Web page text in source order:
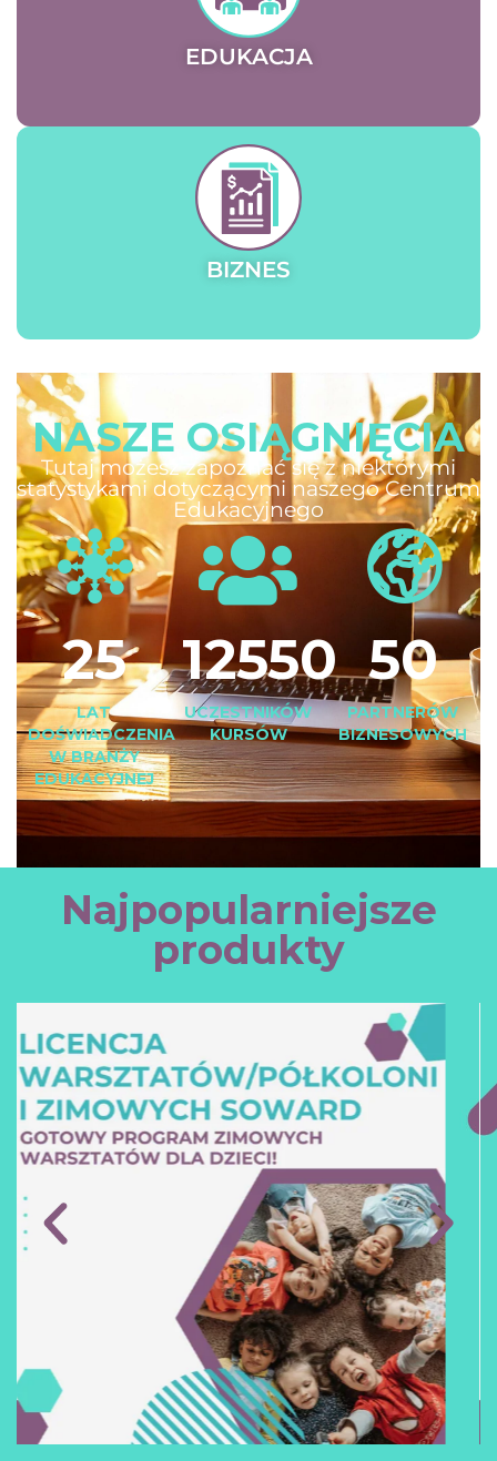
EDUKACJA
BIZNES
NASZE OSIĄGNIĘCIA
Tutaj możesz zapoznać się z niektórymi
statystykami dotyczącymi naszego Centrum
Edukacyjnego
25
LAT
DOŚWIADCZENIA
W BRANŻY
EDUKACYJNEJ
12550
UCZESTNIKÓW
KURSÓW
50
PARTNERÓW
BIZNESOWYCH
Najpopularniejsze
produkty